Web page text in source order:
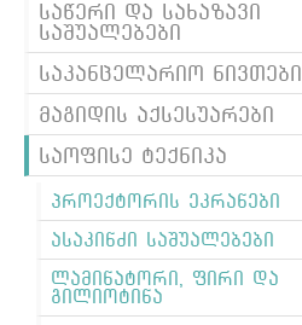
საწერი და სახაზავი
საშუალებები
საკანცელარიო ნივთები
მაგიდის აქსესუარები
საოფისე ტექნიკა
პროექტორის ეკრანები
ასაკინძი საშუალებები
ლამინატორი, ფირი და
გილიოტინა